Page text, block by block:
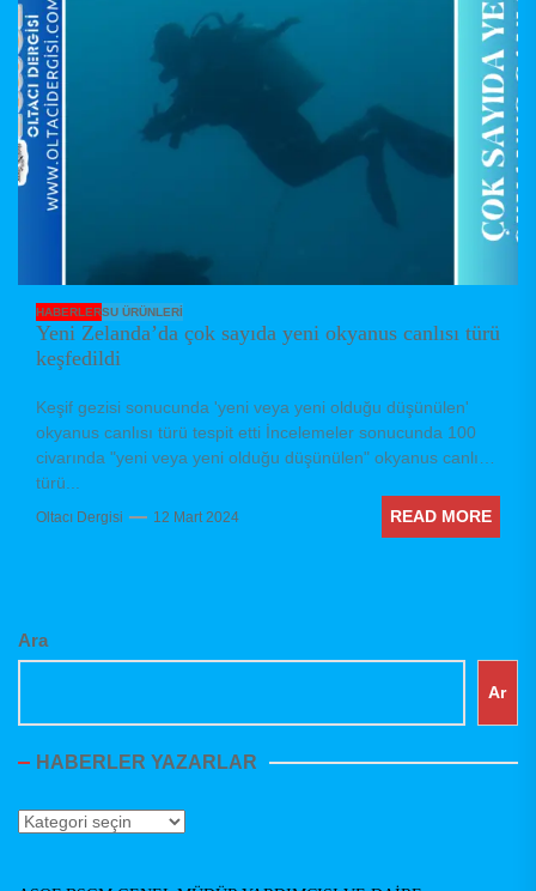
HABERLERSU ÜRÜNLERI
Yeni Zelanda’da çok sayıda yeni okyanus canlısı türü
keşfedildi
Keşif gezisi sonucunda 'yeni veya yeni olduğu düşünülen'
okyanus canlısı türü tespit etti İncelemeler sonucunda 100
civarında "yeni veya yeni olduğu düşünülen" okyanus canlısı
türü...
Oltacı Dergisi 12 Mart 2024 READ MORE
Ara
Ar
HABERLER YAZARLAR
Haberler